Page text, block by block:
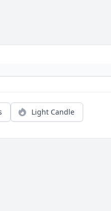
Light Candle